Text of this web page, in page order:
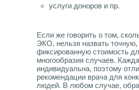
услуги доноров и пр.
Если же говорить о том,
ЭКО, нельзя назвать точную,
фиксированную стоимость
многообразия случаев.
индивидуальна, поэтому
рекомендации врача для
людей. В любом случае,